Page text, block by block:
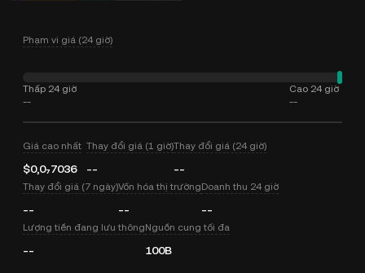
Phạm vi giá (24 giờ)
Thấp 24 giờ
--
Cao 24 giờ
--
Giá cao nhất
$0,0₇7036
Thay đổi giá (1 giờ)
--
Thay đổi giá (24 giờ)
--
Thay đổi giá (7 ngày)
--
Vốn hóa thị trường
--
Doanh thu 24 giờ
--
Lượng tiền đang lưu thông
--
Nguồn cung tối đa
100B